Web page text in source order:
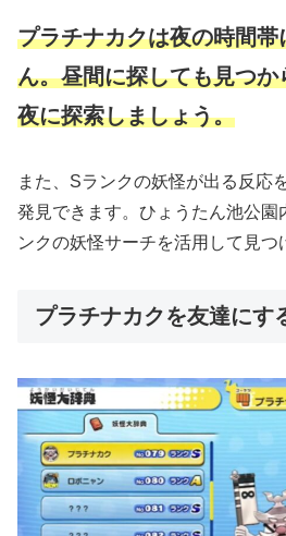
プラチナカクは夜の時間帯
ん。昼間に探しても見つ
夜に探索しましょう。
また、Sランクの妖怪が出る反応
発見できます。ひょうたん池公園
ンクの妖怪サーチを活用して見つ
プラチナカクを友達にす